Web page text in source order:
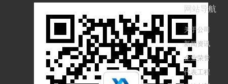
网站导航
关于公司
新闻资讯
企业荣誉
代表工程